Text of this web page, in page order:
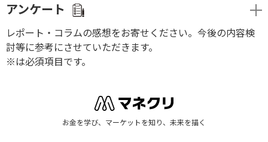
アンケート
レポート・コラムの感想をお寄せください。今後の内容検
討等に参考にさせていただきます。
※は必須項目です。
お金を学び、マーケットを知り、未来を描く